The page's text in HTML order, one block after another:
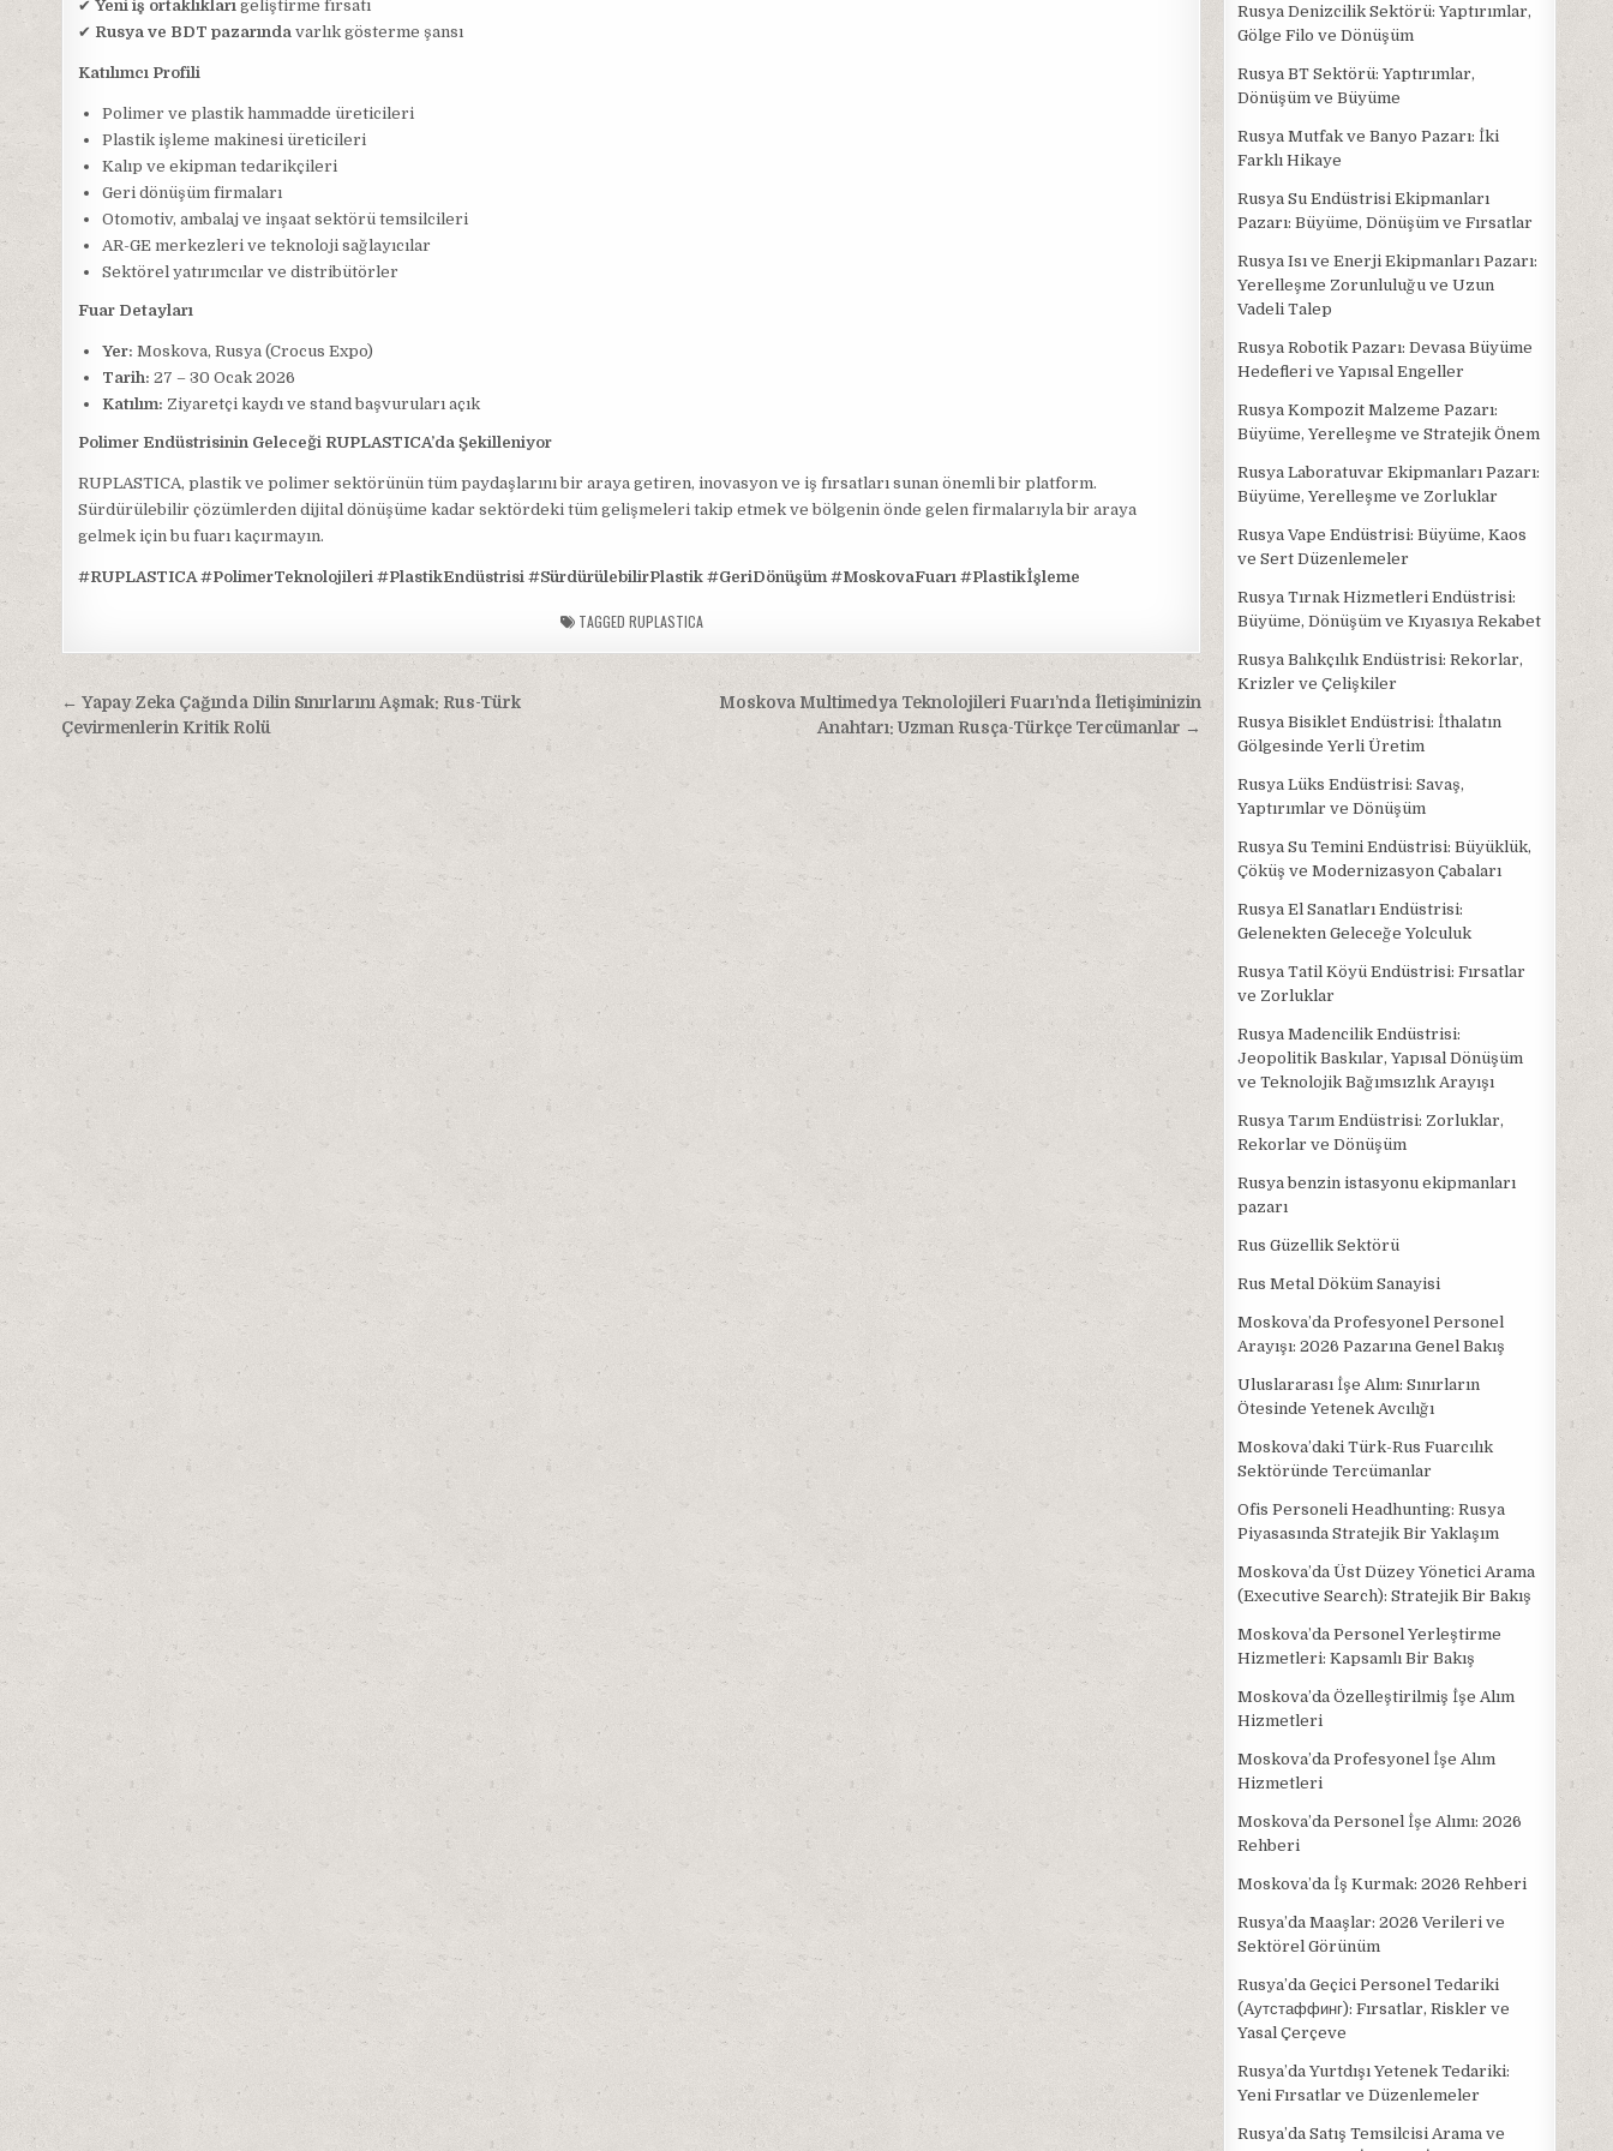
✔Yeni iş ortaklıkları geliştirme fırsatı
✔ Rusya ve BDT pazarında varlık gösterme şansı
Katılımcı Profili
Polimer ve plastik hammadde üreticileri
Plastik işleme makinesi üreticileri
Kalıp ve ekipman tedarikçileri
Geri dönüşüm firmaları
Otomotiv, ambalaj ve inşaat sektörü temsilcileri
AR-GE merkezleri ve teknoloji sağlayıcılar
Sektörel yatırımcılar ve distribütörler
Fuar Detayları
Yer: Moskova, Rusya (Crocus Expo)
Tarih: 27 – 30 Ocak 2026
Katılım: Ziyaretçi kaydı ve stand başvuruları açık
Polimer Endüstrisinin Geleceği RUPLASTICA’da Şekilleniyor
RUPLASTICA, plastik ve polimer sektörünün tüm paydaşlarını bir araya getiren, inovasyon ve iş fırsatları sunan önemli bir platform.
Sürdürülebilir çözümlerden dijital dönüşüme kadar sektördeki tüm gelişmeleri takip etmek ve bölgenin önde gelen firmalarıyla bir araya
gelmek için bu fuarı kaçırmayın.
#RUPLASTICA #PolimerTeknolojileri #PlastikEndüstrisi #SürdürülebilirPlastik #GeriDönüşüm #MoskovaFuarı #Plastikİşleme
TAGGED RUPLASTICA
Yazı
gezinmesi
Moskova Multimedya Teknolojileri Fuarı’nda İletişiminizin
Anahtarı: Uzman Rusça-Türkçe Tercümanlar →
← Yapay Zeka Çağında Dilin Sınırlarını Aşmak: Rus-Türk
Çevirmenlerin Kritik Rolü
Rusya Denizcilik Sektörü: Yaptırımlar,
Gölge Filo ve Dönüşüm
Rusya BT Sektörü: Yaptırımlar,
Dönüşüm ve Büyüme
Rusya Mutfak ve Banyo Pazarı: İki
Farklı Hikaye
Rusya Su Endüstrisi Ekipmanları
Pazarı: Büyüme, Dönüşüm ve Fırsatlar
Rusya Isı ve Enerji Ekipmanları Pazarı:
Yerelleşme Zorunluluğu ve Uzun
Vadeli Talep
Rusya Robotik Pazarı: Devasa Büyüme
Hedefleri ve Yapısal Engeller
Rusya Kompozit Malzeme Pazarı:
Büyüme, Yerelleşme ve Stratejik Önem
Rusya Laboratuvar Ekipmanları Pazarı:
Büyüme, Yerelleşme ve Zorluklar
Rusya Vape Endüstrisi: Büyüme, Kaos
ve Sert Düzenlemeler
Rusya Tırnak Hizmetleri Endüstrisi:
Büyüme, Dönüşüm ve Kıyasıya Rekabet
Rusya Balıkçılık Endüstrisi: Rekorlar,
Krizler ve Çelişkiler
Rusya Bisiklet Endüstrisi: İthalatın
Gölgesinde Yerli Üretim
Rusya Lüks Endüstrisi: Savaş,
Yaptırımlar ve Dönüşüm
Rusya Su Temini Endüstrisi: Büyüklük,
Çöküş ve Modernizasyon Çabaları
Rusya El Sanatları Endüstrisi:
Gelenekten Geleceğe Yolculuk
Rusya Tatil Köyü Endüstrisi: Fırsatlar
ve Zorluklar
Rusya Madencilik Endüstrisi:
Jeopolitik Baskılar, Yapısal Dönüşüm
ve Teknolojik Bağımsızlık Arayışı
Rusya Tarım Endüstrisi: Zorluklar,
Rekorlar ve Dönüşüm
Rusya benzin istasyonu ekipmanları
pazarı
Rus Güzellik Sektörü
Rus Metal Döküm Sanayisi
Moskova’da Profesyonel Personel
Arayışı: 2026 Pazarına Genel Bakış
Uluslararası İşe Alım: Sınırların
Ötesinde Yetenek Avcılığı
Moskova’daki Türk-Rus Fuarcılık
Sektöründe Tercümanlar
Ofis Personeli Headhunting: Rusya
Piyasasında Stratejik Bir Yaklaşım
Moskova’da Üst Düzey Yönetici Arama
(Executive Search): Stratejik Bir Bakış
Moskova’da Personel Yerleştirme
Hizmetleri: Kapsamlı Bir Bakış
Moskova’da Özelleştirilmiş İşe Alım
Hizmetleri
Moskova’da Profesyonel İşe Alım
Hizmetleri
Moskova’da Personel İşe Alımı: 2026
Rehberi
Moskova’da İş Kurmak: 2026 Rehberi
Rusya’da Maaşlar: 2026 Verileri ve
Sektörel Görünüm
Rusya’da Geçici Personel Tedariki
(Aутстаффинг): Fırsatlar, Riskler ve
Yasal Çerçeve
Rusya’da Yurtdışı Yetenek Tedariki:
Yeni Fırsatlar ve Düzenlemeler
Rusya’da Satış Temsilcisi Arama ve